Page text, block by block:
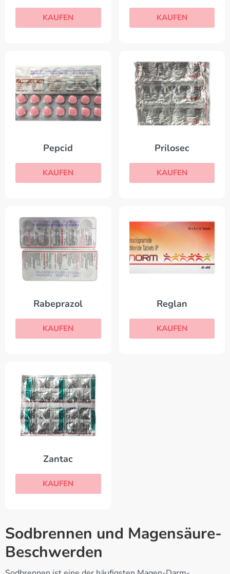
KAUFEN KAUFEN
Pepcid
KAUFEN
Prilosec
KAUFEN
Rabeprazol
KAUFEN
Reglan
KAUFEN
Zantac
KAUFEN
Sodbrennen und Magensäure-
Beschwerden